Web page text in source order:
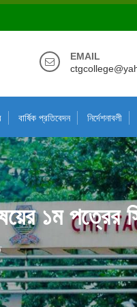
EMAIL
বার্ষিক প্রতিবেদন নির্দেশনাবলী
১ম পত্রের